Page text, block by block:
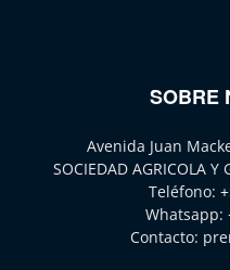
SOBRE
Avenida Juan
SOCIEDAD AGRICOLA Y
Teléfono:
Whatsapp:
Contacto: